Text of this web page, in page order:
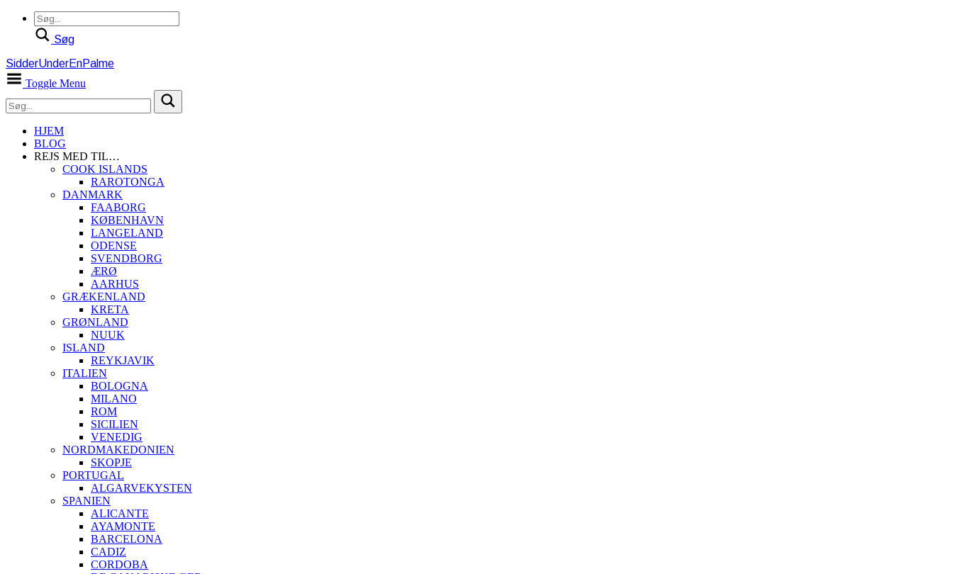
Søg
SidderUnderEnPalme
Toggle Menu
HJEM
BLOG
REJS MED TIL…
COOK ISLANDS
RAROTONGA
DANMARK
FAABORG
KØBENHAVN
LANGELAND
ODENSE
SVENDBORG
ÆRØ
AARHUS
GRÆKENLAND
KRETA
GRØNLAND
NUUK
ISLAND
REYKJAVIK
ITALIEN
BOLOGNA
MILANO
ROM
SICILIEN
VENEDIG
NORDMAKEDONIEN
SKOPJE
PORTUGAL
ALGARVEKYSTEN
SPANIEN
ALICANTE
AYAMONTE
BARCELONA
CADIZ
CORDOBA